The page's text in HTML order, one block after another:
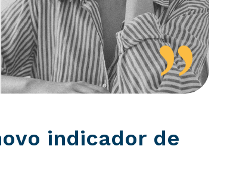
indicador de